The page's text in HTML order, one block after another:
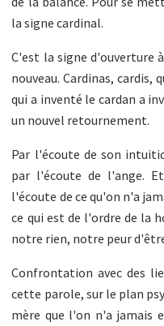
la signe cardinal.
C'est la signe d'ouverture
nouveau. Cardinas, cardis,
qui a inventé le cardan a
un nouvel retournement.
Par l'écoute de son
par l'écoute de l'ange.
l'écoute de ce qu'on n'a
ce qui est de l'ordre de la
notre rien, notre peur
Confrontation avec des
cette parole, sur le plan
mère que l'on n'a jamais